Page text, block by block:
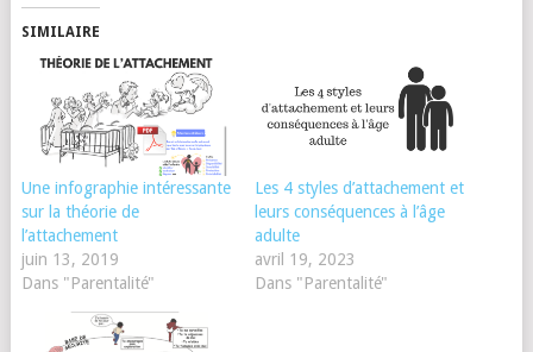
SIMILAIRE
Une infographie intéressante
sur la théorie de
l’attachement
juin 13, 2019
Dans "Parentalité"
Les 4 styles d’attachement et
leurs conséquences à l’âge
adulte
avril 19, 2023
Dans "Parentalité"